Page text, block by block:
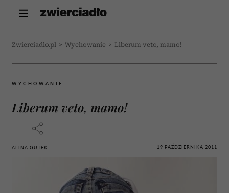
Zwierciadlo.pl > Wychowanie > Liberum veto, mamo!
WYCHOWANIE
Liberum veto, mamo!
ALINA GUTEK 19 PAŹDZIERNIKA 2011